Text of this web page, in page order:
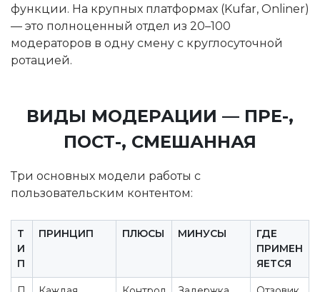
функции. На крупных платформах (Kufar, Onliner)
— это полноценный отдел из 20–100
модераторов в одну смену с круглосуточной
ротацией.
ВИДЫ МОДЕРАЦИИ — ПРЕ-,
ПОСТ-, СМЕШАННАЯ
Три основных модели работы с
пользовательским контентом:
Т
И
П
ПРИНЦИП ПЛЮСЫ МИНУСЫ
ГДЕ
ПРИМЕН
ЯЕТСЯ